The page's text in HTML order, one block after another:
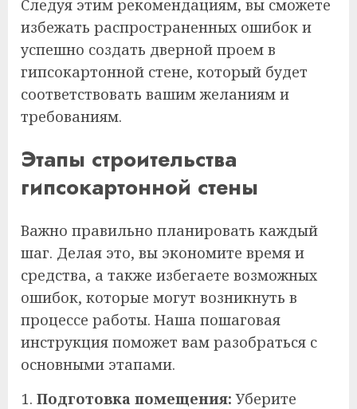
Следуя этим рекомендациям, вы сможете
избежать распространенных ошибок и
успешно создать дверной проем в
гипсокартонной стене, который будет
соответствовать вашим желаниям и
требованиям.
Этапы строительства
гипсокартонной стены
Важно правильно планировать каждый
шаг. Делая это, вы экономите время и
средства, а также избегаете возможных
ошибок, которые могут возникнуть в
процессе работы. Наша пошаговая
инструкция поможет вам разобраться с
основными этапами.
Подготовка помещения: Уберите